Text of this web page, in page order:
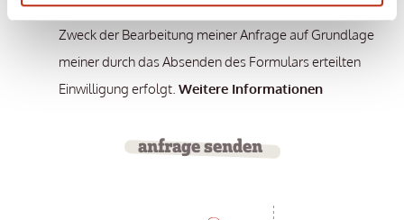
durch den datenschutzrechtlich Verantwortlichen zum
Zweck der Bearbeitung meiner Anfrage auf Grundlage
meiner durch das Absenden des Formulars erteilten
Einwilligung erfolgt. Weitere Informationen
anfrage senden